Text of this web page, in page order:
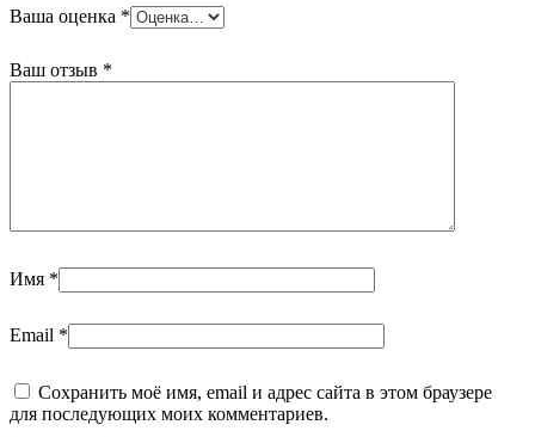
Ваша оценка *
Ваш отзыв *
Имя *
Email *
Сохранить моё имя, email и адрес сайта в этом браузере
для последующих моих комментариев.